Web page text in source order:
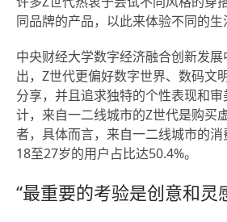
同品牌的产品，以此来体验不同的生
中央财经大学数字经济融合创新发
出，Z世代更偏好数字世界、数码文
分享，并且追求独特的个性表现和
计，来自一二线城市的Z世代是购买
者，具体而言，来自一二线城市的消
18至27岁的用户占比达50.4%。
“最重要的考验是创意和灵